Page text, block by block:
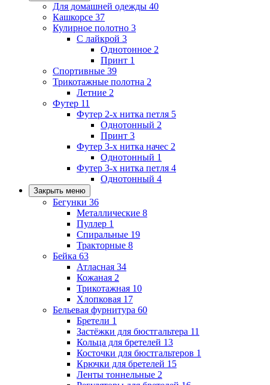
Для домашней одежды 40
Кашкорсе 37
Кулирное полотно 3
С лайкрой 3
Однотонное 2
Принт 1
Спортивные 39
Трикотажные полотна 2
Летние 2
Футер 11
Футер 2-х нитка петля 5
Однотонный 2
Принт 3
Футер 3-х нитка начес 2
Однотонный 1
Футер 3-х нитка петля 4
Однотонный 4
Закрыть меню
Бегунки 36
Металлические 8
Пуллер 1
Спиральные 19
Тракторные 8
Бейка 63
Атласная 34
Кожаная 2
Трикотажная 10
Хлопковая 17
Бельевая фурнитура 60
Бретели 1
Застёжки для бюстгальтера 11
Кольца для бретелей 13
Косточки для бюстгальтеров 1
Крючки для бретелей 15
Ленты тоннельные 2